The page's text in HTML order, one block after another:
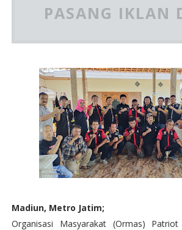
PASANG IKLAN
Madiun, Metro Jatim;
Organisasi Masyarakat (Ormas)